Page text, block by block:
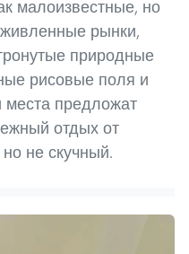
малоизвестные, но
рынки,
природные
рисовые поля и
места предложат
отдых от
не скучный.